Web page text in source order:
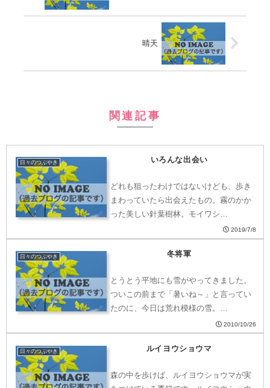
晴天
関連記事
日々のつぶやき いろんな出会い
どれも狙ったわけではないけども、歩き
まわっていたら出会えたもの。霧のかか
った美しい針葉樹林。モイワシ…
2019/7/8
日々のつぶやき 冬将軍
とうとう平地にも雪がやってきました。
ついこの前まで「暑いね～」と言ってい
たのに、今日は荒れ模様の雪。…
2010/10/26
日々のつぶやき ルイヨウショウマ
森の中を歩けば、ルイヨウショウマが実